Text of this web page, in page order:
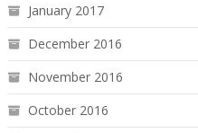
January 2017
December 2016
November 2016
October 2016